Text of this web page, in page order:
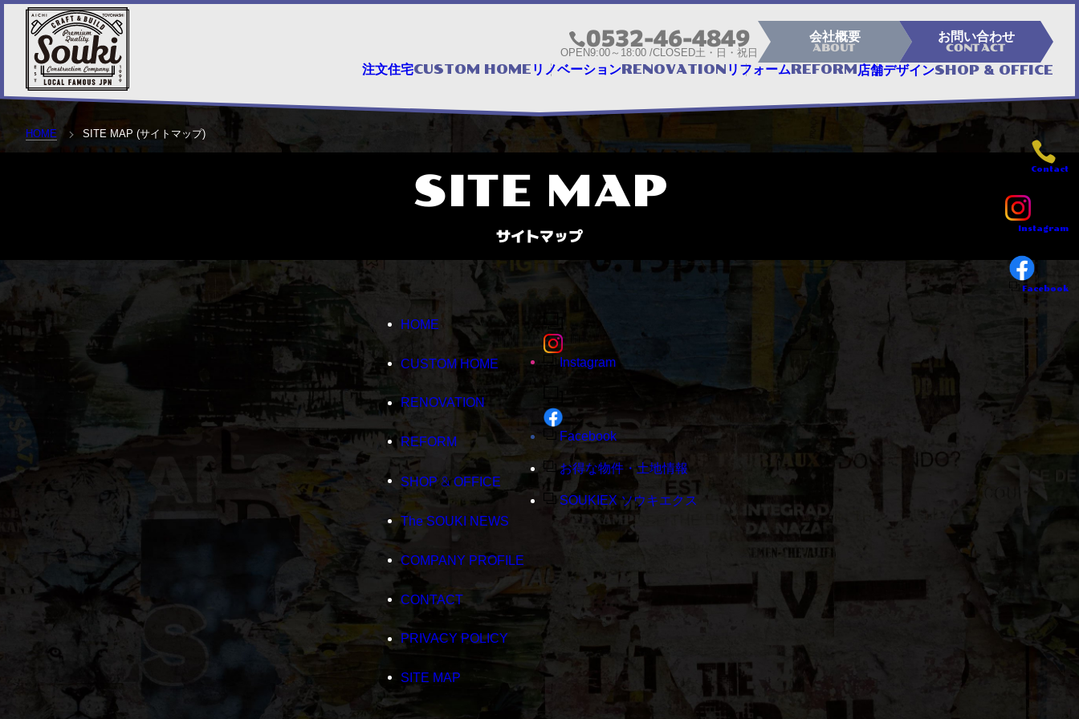
0532-46-4849
OPEN9:00～18:00 /CLOSED土・日・祝日
会社概要
ABOUT
お問い合わせ
CONTACT
注文住宅CUSTOM HOME リノベーションRENOVATION リフォームREFORM店舗デザインSHOP & OFFICE
HOME SITE MAP (サイトマップ)
SITE MAP
サイトマップ
HOME
CUSTOM HOME
RENOVATION
REFORM
SHOP & OFFICE
The SOUKI NEWS
COMPANY PROFILE
CONTACT
PRIVACY POLICY
SITE MAP
Instagram
Facebook
お得な物件・土地情報
SOUKIEX ソウキエクス
Contact
Instagram
Facebook